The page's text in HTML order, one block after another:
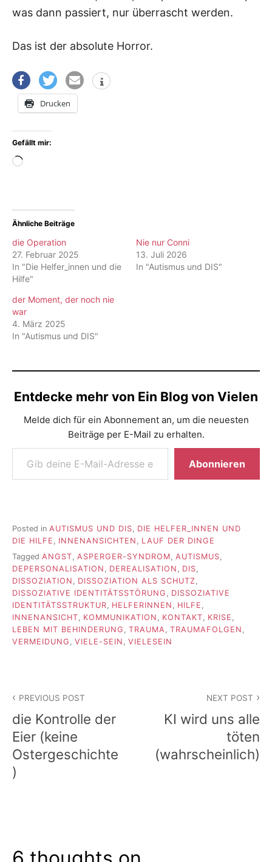
was dann passiert, nur überrascht werden.
Das ist der absolute Horror.
Drucken
Gefällt mir:
Wird
Ähnliche Beiträge
die Operation
27. Februar 2025
In "Die Helfer_innen und die
Hilfe"
Nie nur Conni
13. Juli 2026
In "Autismus und DIS"
der Moment, der noch nie
war
4. März 2025
In "Autismus und DIS"
Entdecke mehr von Ein Blog von Vielen
Melde dich für ein Abonnement an, um die neuesten
Beiträge per E-Mail zu erhalten.
Gib deine E-Mail-Adresse ein ...
Abonnieren
Posted in AUTISMUS UND DIS
DIE HELFER_INNEN UND
DIE HILFE
INNENANSICHTEN
LAUF DER DINGE
Tagged ANGST, ASPERGER-SYNDROM, AUTISMUS,
DEPERSONALISATION , DEREALISATION , DIS,
DISSOZIATION , DISSOZIATION ALS SCHUTZ,
DISSOZIATIVE IDENTITÄTSSTÖRUNG , DISSOZIATIVE
IDENTITÄTSSTRUKTUR, HELFERINNEN , HILFE ,
INNENANSICHT, KOMMUNIKATION , KONTAKT, KRISE ,
LEBEN MIT BEHINDERUNG , TRAUMA, TRAUMAFOLGEN ,
VERMEIDUNG , VIELE-SEIN , VIELESEIN
PREVIOUS POST
die Kontrolle der
Eier (keine
Ostergeschichte
)
NEXT POST
KI wird uns alle
töten
(wahrscheinlich)